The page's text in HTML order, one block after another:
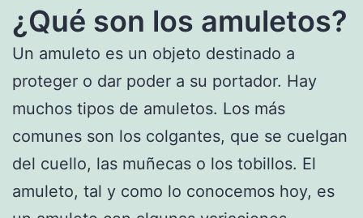
¿Qué son los amuletos?
Un amuleto es un objeto destinado a
proteger o dar poder a su portador. Hay
muchos tipos de amuletos. Los más
comunes son los colgantes, que se cuelgan
del cuello, las muñecas o los tobillos. El
amuleto, tal y como lo conocemos hoy, es